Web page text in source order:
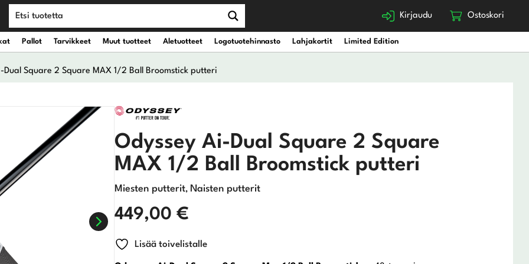
Kirjaudu Ostoskori
Draiverit
Väyläpuut
kärrybägit
Pallot Tarvikkeet Muut tuotteet Aletuotteet Logotuotehinnasto Lahjakortit Limited Edition
Square 2 Square MAX 1/2 Ball Broomstick putteri
Odyssey Ai-Dual Square 2 Square
MAX 1/2 Ball Broomstick putteri
Miesten putterit, Naisten putterit
449,00 €
Lisää toivelistalle